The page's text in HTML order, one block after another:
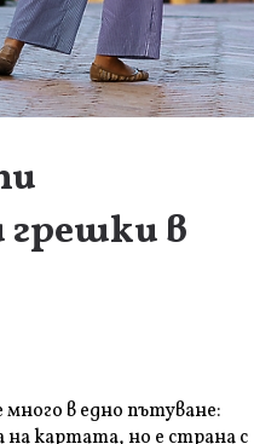
в
в едно пътуване:
картата, но е страна с